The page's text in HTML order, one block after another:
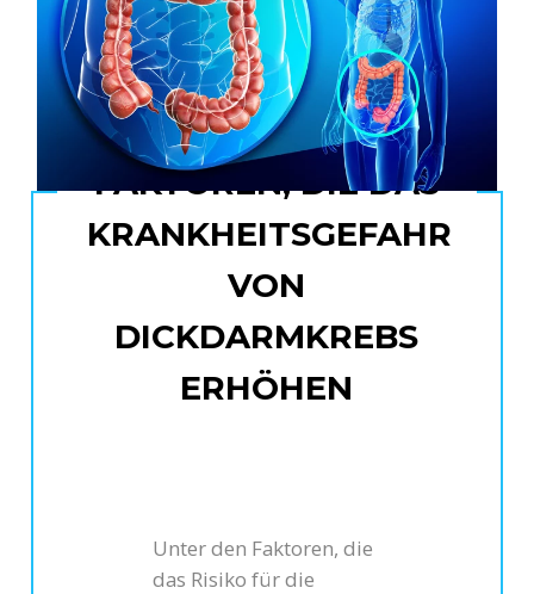
FAKTOREN, DIE DAS
KRANKHEITSGEFAHR
VON
DICKDARMKREBS
ERHÖHEN
Unter den Faktoren, die
das Risiko für die